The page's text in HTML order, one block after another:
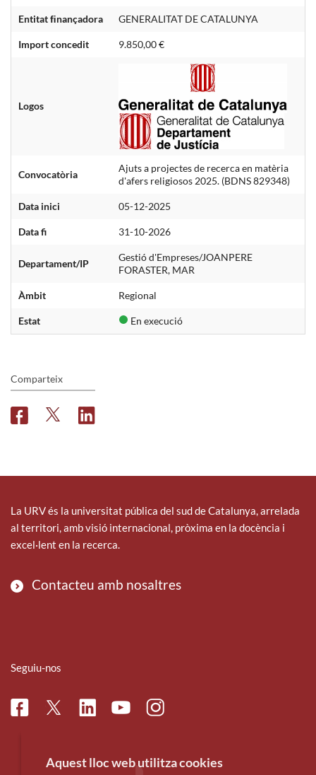
Entitat ﬁnançadora GENERALITAT DE CATALUNYA
Import concedit 9.850,00 €
Logos
Convocatòria
Ajuts a projectes de recerca en matèria
d'afers religiosos 2025. (BDNS 829348)
Data inici 05-12-2025
Data fi 31-10-2026
Departament/IP
Gestió d'Empreses/JOANPERE
FORASTER, MAR
Àmbit Regional
Estat En execució
Comparteix
F
b
o
T
t
r
L
e
i
n
La URV és la universitat pública del sud de Catalunya, arrelada
al territori, amb visió internacional, pròxima en la docència i
excel·lent en la recerca.
Contacteu amb nosaltres
Seguiu-nos
FacebookTwitterLinkedinYoutubeInstagram
Aquest lloc web utilitza cookies